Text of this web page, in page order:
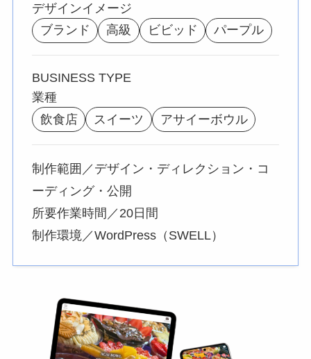
デザインイメージ
ブランド
高級 ビビッド パープル
BUSINESS TYPE
業種
飲食店
スイーツ アサイーボウル
制作範囲／デザイン・ディレクション・コ
ーディング・公開
所要作業時間／20日間
制作環境／WordPress（SWELL）